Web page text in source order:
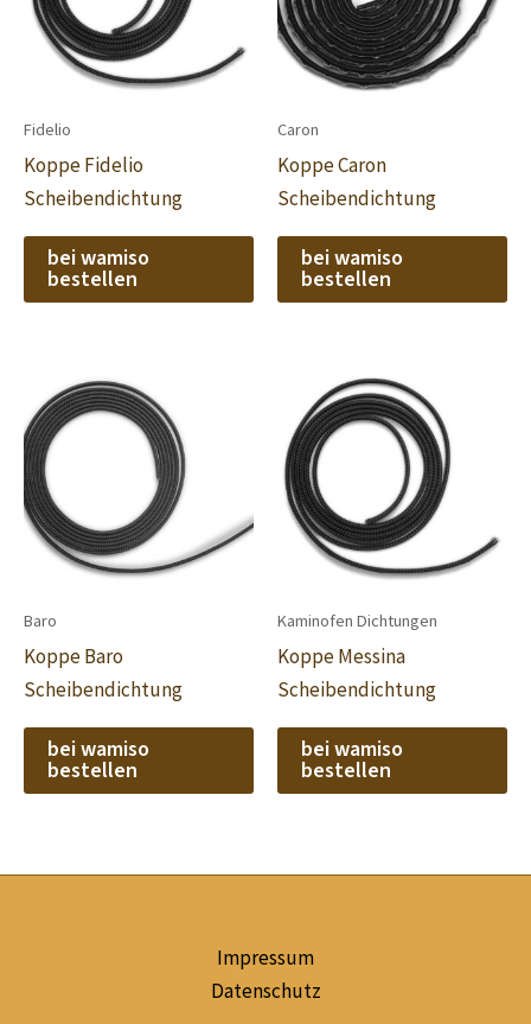
Fidelio
Koppe Fidelio
Scheibendichtung
bei wamiso
bestellen
Caron
Koppe Caron
Scheibendichtung
bei wamiso
bestellen
Baro
Koppe Baro
Scheibendichtung
bei wamiso
bestellen
Kaminofen Dichtungen
Koppe Messina
Scheibendichtung
bei wamiso
bestellen
Impressum
Datenschutz